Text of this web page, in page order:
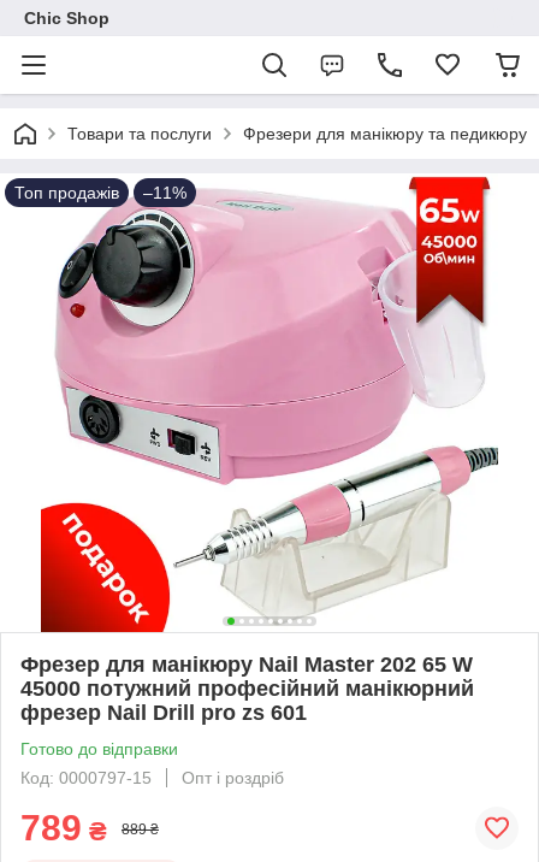
Chic Shop
Товари та послуги Фрезери для манікюру та педикюру
Топ продажів –11%
Фрезер для манікюру Nail Master 202 65 W
45000 потужний професійний манікюрний
фрезер Nail Drill pro zs 601
Готово до відправки
Код: 0000797-15
Опт і роздріб
789 ₴ 889 ₴